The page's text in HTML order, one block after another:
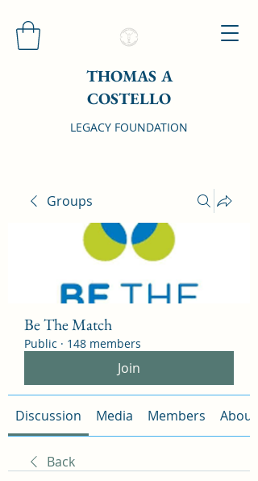
THOMAS A
COSTELLO
LEGACY FOUNDATION
Groups
Be The Match
Public · 148 members
Join
Discussion Media Members About
Back